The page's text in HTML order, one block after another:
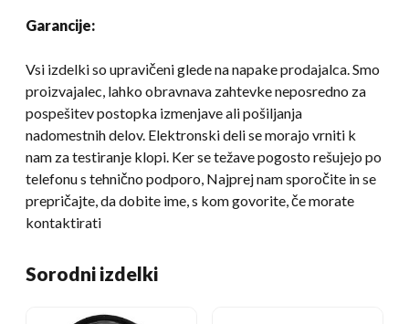
Garancije:
Vsi izdelki so upravičeni glede na napake prodajalca. Smo
proizvajalec, lahko obravnava zahtevke neposredno za
pospešitev postopka izmenjave ali pošiljanja
nadomestnih delov. Elektronski deli se morajo vrniti k
nam za testiranje klopi. Ker se težave pogosto rešujejo po
telefonu s tehnično podporo, Najprej nam sporočite in se
prepričajte, da dobite ime, s kom govorite, če morate
kontaktirati
Sorodni izdelki